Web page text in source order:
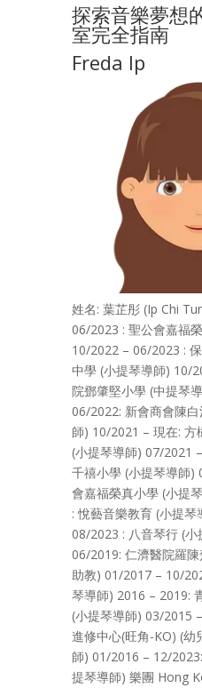
探索音樂夢想
室完全指南
Freda Ip
姓名: 葉芷彤 (Ip Chi
06/2023 : 聖公會嘉福
10/2022 – 06/2023 :
中學 (小提琴導師) 10/
院鄧肇堅小學 (中提琴
06/2022: 新會商會陳
師) 10/2021 – 現在: 方
(小提琴導師) 07/2021
千禧小學 (小提琴導師)
會嘉福榮真小學 (小提
: 悅藝音樂教育 (小提
08/2023 : 八音琴行 (
06/2019: 仁濟醫院羅
助教) 01/2017 – 10/
琴導師) 2016 – 2019:
(小提琴導師) 03/2015
進修中心(旺角-KO) (幼
師) 01/2016 – 12/
提琴導師) 樂團 Hong